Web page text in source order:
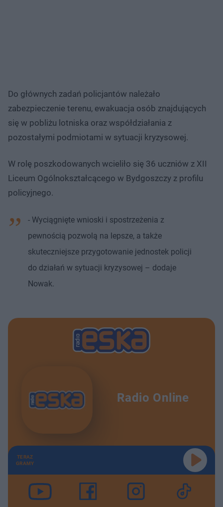
Do głównych zadań policjantów należało
zabezpieczenie terenu, ewakuacja osób znajdujących
się w pobliżu lotniska oraz współdziałania z
pozostałymi podmiotami w sytuacji kryzysowej.
W rolę poszkodowanych wcieliło się 36 uczniów z XII
Liceum Ogólnokształcącego w Bydgoszczy z profilu
policyjnego.
- Wyciągnięte wnioski i spostrzeżenia z
pewnością pozwolą na lepsze, a także
skuteczniejsze przygotowanie jednostek policji
do działań w sytuacji kryzysowej – dodaje
Nowak.
Radio Online
TERAZ
GRAMY